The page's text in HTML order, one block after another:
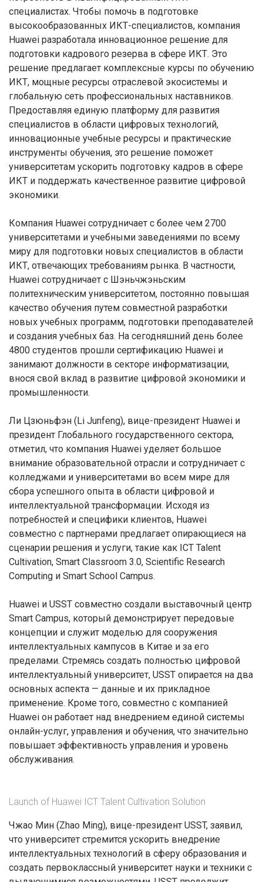
специалистах. Чтобы помочь в подготовке
высокообразованных ИКТ-специалистов, компания
Huawei разработала инновационное решение для
подготовки кадрового резерва в сфере ИКТ. Это
решение предлагает комплексные курсы по обучению
ИКТ, мощные ресурсы отраслевой экосистемы и
глобальную сеть профессиональных наставников.
Предоставляя единую платформу для развития
специалистов в области цифровых технологий,
инновационные учебные ресурсы и практические
инструменты обучения, это решение поможет
университетам ускорить подготовку кадров в сфере
ИКТ и поддержать качественное развитие цифровой
экономики.
Компания Huawei сотрудничает с более чем 2700
университетами и учебными заведениями по всему
миру для подготовки новых специалистов в области
ИКТ, отвечающих требованиям рынка. В частности,
Huawei сотрудничает с Шэньчжэньским
политехническим университетом, постоянно повышая
качество обучения путем совместной разработки
новых учебных программ, подготовки преподавателей
и создания учебных баз. На сегодняшний день более
4800 студентов прошли сертификацию Huawei и
занимают должности в секторе информатизации,
внося свой вклад в развитие цифровой экономики и
промышленности.
Ли Цзюньфэн (Li Junfeng), вице-президент Huawei и
президент Глобального государственного сектора,
отметил, что компания Huawei уделяет большое
внимание образовательной отрасли и сотрудничает с
колледжами и университетами во всем мире для
сбора успешного опыта в области цифровой и
интеллектуальной трансформации. Исходя из
потребностей и специфики клиентов, Huawei
совместно с партнерами предлагает опирающиеся на
сценарии решения и услуги, такие как ICT Talent
Cultivation, Smart Classroom 3.0, Scientific Research
Computing и Smart School Campus.
Huawei и USST совместно создали выставочный центр
Smart Campus, который демонстрирует передовые
концепции и служит моделью для сооружения
интеллектуальных кампусов в Китае и за его
пределами. Стремясь создать полностью цифровой
интеллектуальный университет, USST опирается на два
основных аспекта — данные и их прикладное
применение. Кроме того, совместно с компанией
Huawei он работает над внедрением единой системы
онлайн-услуг, управления и обучения, что значительно
повышает эффективность управления и уровень
обслуживания.
Launch of Huawei ICT Talent Cultivation Solution
Чжао Мин (Zhao Ming), вице-президент USST, заявил,
что университет стремится ускорить внедрение
интеллектуальных технологий в сферу образования и
создать первоклассный университет науки и техники с